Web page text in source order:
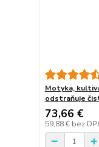
Motyka,
odstraňuje
73,66 €
59,88 € bez